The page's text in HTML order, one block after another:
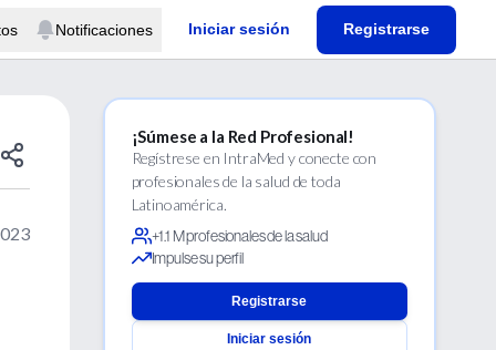
Notificaciones Iniciar sesión Registrarse
¡Súmese a la Red Profesional!
Regístrese en IntraMed y conecte con
profesionales de la salud de toda
Latinoamérica.
+1.1 M profesionales de la salud
Impulse su perfil
Registrarse
Iniciar sesión